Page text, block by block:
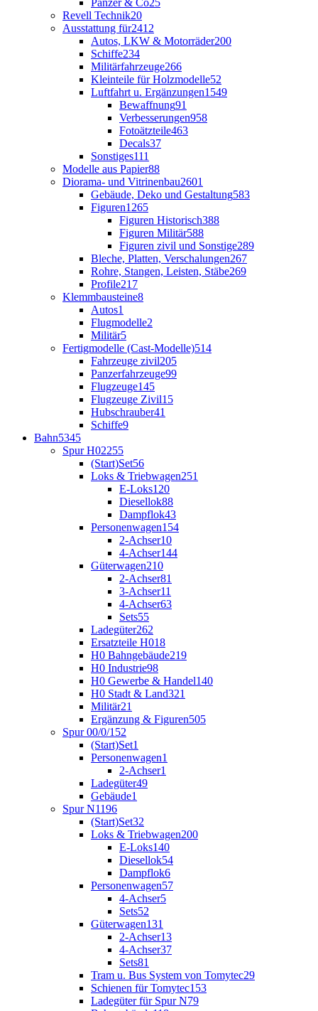
Panzer & Co25
Revell Technik20
Ausstattung für2412
Autos, LKW & Motorräder200
Schiffe234
Militärfahrzeuge266
Kleinteile für Holzmodelle52
Luftfahrt u. Ergänzungen1549
Bewaffnung91
Verbesserungen958
Fotoätzteile463
Decals37
Sonstiges111
Modelle aus Papier88
Diorama- und Vitrinenbau2601
Gebäude, Deko und Gestaltung583
Figuren1265
Figuren Historisch388
Figuren Militär588
Figuren zivil und Sonstige289
Bleche, Platten, Verschalungen267
Rohre, Stangen, Leisten, Stäbe269
Profile217
Klemmbausteine8
Autos1
Flugmodelle2
Militär5
Fertigmodelle (Cast-Modelle)514
Fahrzeuge zivil205
Panzerfahrzeuge99
Flugzeuge145
Flugzeuge Zivil15
Hubschrauber41
Schiffe9
Bahn5345
Spur H02255
(Start)Set56
Loks & Triebwagen251
E-Loks120
Diesellok88
Dampflok43
Personenwagen154
2-Achser10
4-Achser144
Güterwagen210
2-Achser81
3-Achser11
4-Achser63
Sets55
Ladegüter262
Ersatzteile H018
H0 Bahngebäude219
H0 Industrie98
H0 Gewerbe & Handel140
H0 Stadt & Land321
Militär21
Ergänzung & Figuren505
Spur 00/0/1 52
(Start)Set1
Personenwagen1
2-Achser1
Ladegüter49
Gebäude1
Spur N1196
(Start)Set32
Loks & Triebwagen200
E-Loks140
Diesellok54
Dampflok6
Personenwagen57
4-Achser5
Sets52
Güterwagen131
2-Achser13
4-Achser37
Sets81
Tram u. Bus System von Tomytec29
Schienen für Tomytec153
Ladegüter für Spur N79